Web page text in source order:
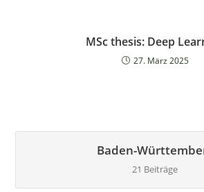
MSc thesis: Deep
27. März 2025
Baden-
21 Beiträge